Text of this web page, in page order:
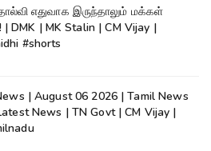
எதுவாக இருந்தாலும் மக்கள்
DMK | MK Stalin | CM Vijay |
#shorts
| August 06 2026 | Tamil News
News | TN Govt | CM Vijay |